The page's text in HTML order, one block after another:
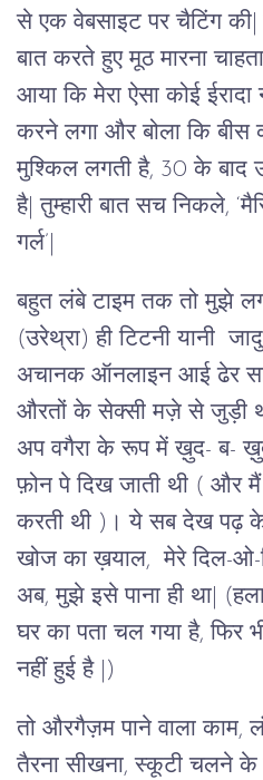
से एक वेबसाइट पर चैटिंग
बात करते हुए मूठ मारना
आया कि मेरा ऐसा कोई
करने लगा और बोला कि बीस
मुश्किल लगती है, 30 के बाद
है| तुम्हारी बात सच निकले,
गर्ल’|
बहुत लंबे टाइम तक तो मुझे
(उरेथ्रा) ही टिटनी यानी
अचानक ऑनलाइन आई ढेर
औरतों के सेक्सी मज़े से जुड़ी
अप वगैरा के रूप में ख़ुद- ब-
फ़ोन पे दिख जाती थी ( और
करती थी )। ये सब देख पढ़
खोज का ख़याल, मेरे दिल-ओ-
अब, मुझे इसे पाना ही था|
घर का पता चल गया है, फिर
नहीं हुई है |)
तो औरगैज़म पाने वाला काम,
तैरना सीखना, स्कूटी चलने